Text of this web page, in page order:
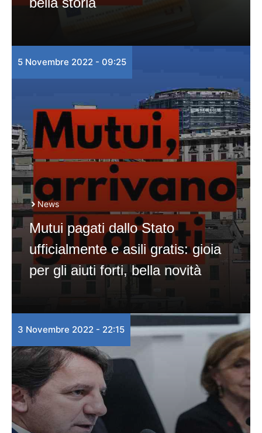
5 Novembre 2022 - 09:25
News
Mutui pagati dallo Stato
ufficialmente e asili gratis: gioia
per gli aiuti forti, bella novità
3 Novembre 2022 - 22:15